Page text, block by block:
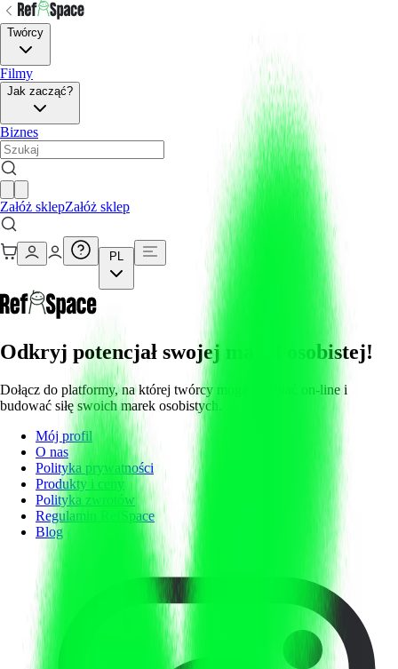
Twórcy
Filmy
Jak zacząć?
Biznes
Załóż sklepZałóż sklep
PL
Odkryj potencjał swojej marki osobistej!
Dołącz do platformy, na której twórcy mogą zarabiać on-line i
budować siłę swoich marek osobistych.
Mój profil
O nas
Polityka prywatności
Produkty i ceny
Polityka zwrotów
Regulamin RefSpace
Blog